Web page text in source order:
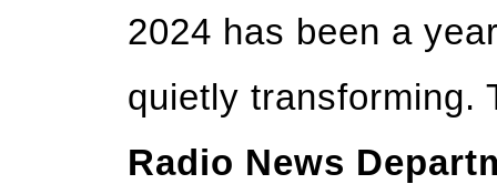
2024 has been a
quietly transforming.
Radio News